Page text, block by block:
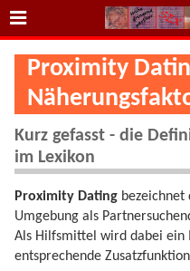
Proximity
Kurz gefasst - die
im Lexikon
Proximity Dating
Umgebung als
Als Hilfsmittel wird dabei ein
entsprechende